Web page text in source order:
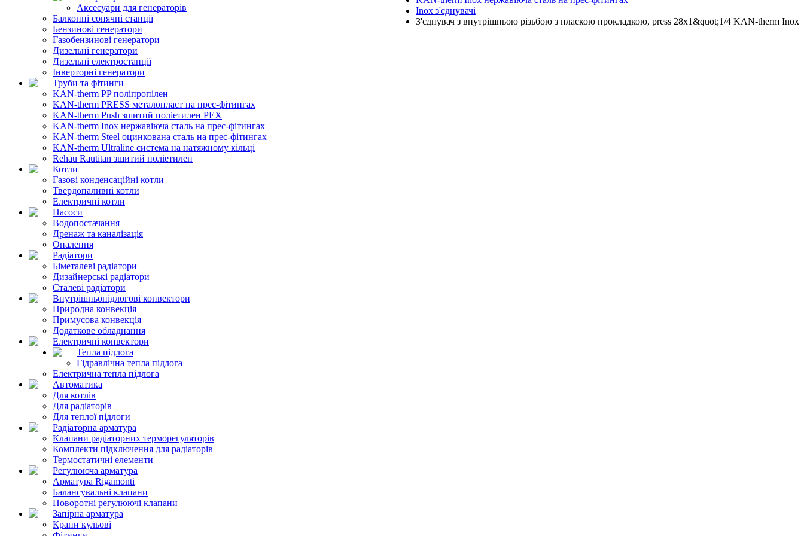
Inox з'єднувачі
З'єднувач з внутрішньою різьбою з пласкою прокладкою, press 28x1&quot;1/4 KAN-therm Inox
Аксесуари для генераторів
Балконні сонячні станції
Бензинові генератори
Газобензинові генератори
Дизельні генератори
Дизельні електростанції
Інверторні генератори
Труби та фітинги
KAN-therm PP поліпропілен
KAN-therm PRESS металопласт на прес-фітингах
KAN-therm Push зшитий поліетилен PEX
KAN-therm Inox нержавіюча сталь на прес-фітингах
KAN-therm Steel оцинкована сталь на прес-фітингах
KAN-therm Ultraline система на натяжному кільці
Rehau Rautitan зшитий поліетилен
Котли
Газові конденсаційні котли
Твердопаливні котли
Електричні котли
Насоси
Водопостачання
Дренаж та каналізація
Опалення
Радіатори
Біметалеві радіатори
Дизайнерські радіатори
Сталеві радіатори
Внутрішньопідлогові конвектори
Природна конвекція
Примусова конвекція
Додаткове обладнання
Електричні конвектори
Тепла підлога
Гідравлічна тепла підлога
Електрична тепла підлога
Автоматика
Для котлів
Для радіаторів
Для теплої підлоги
Радіаторна арматура
Клапани радіаторних терморегуляторів
Комплекти підключення для радіаторів
Термостатичні елементи
Регулююча арматура
Арматура Rigamonti
Балансувальні клапани
Поворотні регулюючі клапани
Запірна арматура
Крани кульові